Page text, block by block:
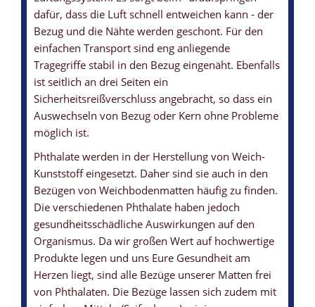
dafür, dass die Luft schnell entweichen kann - der
Bezug und die Nähte werden geschont. Für den
einfachen Transport sind eng anliegende
Tragegriffe stabil in den Bezug eingenäht. Ebenfalls
ist seitlich an drei Seiten ein
Sicherheitsreißverschluss angebracht, so dass ein
Auswechseln von Bezug oder Kern ohne Probleme
möglich ist.
Phthalate werden in der Herstellung von Weich-
Kunststoff eingesetzt. Daher sind sie auch in den
Bezügen von Weichbodenmatten häufig zu finden.
Die verschiedenen Phthalate haben jedoch
gesundheitsschädliche Auswirkungen auf den
Organismus. Da wir großen Wert auf hochwertige
Produkte legen und uns Eure Gesundheit am
Herzen liegt, sind alle Bezüge unserer Matten frei
von Phthalaten. Die Bezüge lassen sich zudem mit